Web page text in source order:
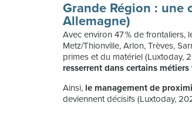
Grande Région : une
Allemagne)
Avec environ 47 % de
Metz/Thionville, Arlon, Trèves,
primes et du matériel (Luxtoday,
resserrent dans certains
Ainsi, le management de
deviennent décisifs (Luxtoday,